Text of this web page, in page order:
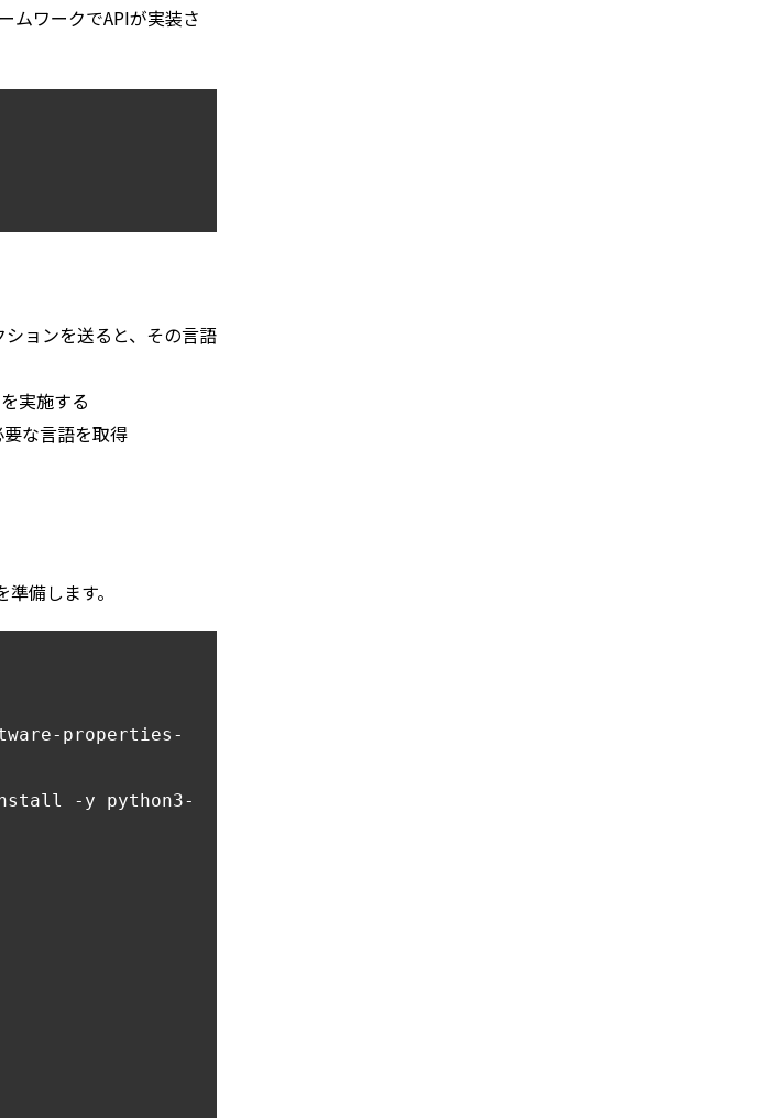
ムワークでAPIが実装さ
ョンを送ると、その言語
実施する
な言語を取得
備します。
properties-
-y python3-